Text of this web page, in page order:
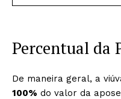
Percentual da
De maneira geral, a
100% do valor da